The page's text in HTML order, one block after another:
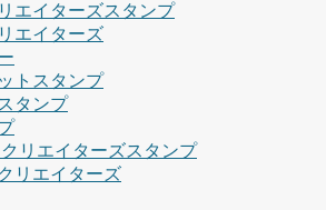
エイターズスタンプ
エイターズ
トスタンプ
タンプ
クリエイターズスタンプ
リエイターズ